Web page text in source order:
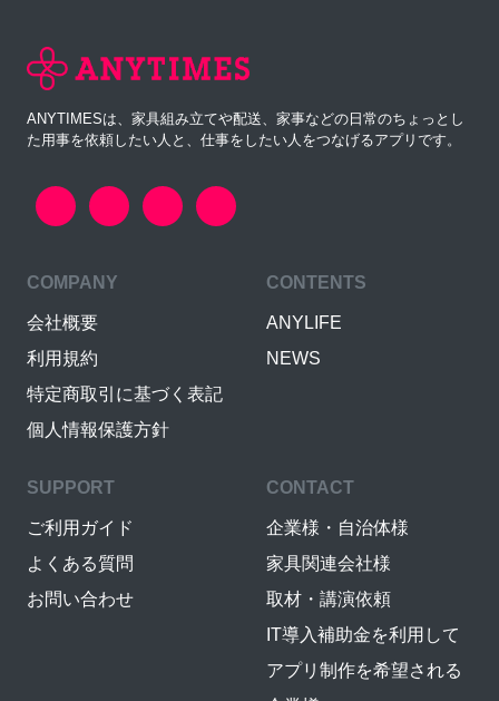
ANYTIMESは、家具組み立てや配送、家事などの日常のちょっとし
た用事を依頼したい人と、仕事をしたい人をつなげるアプリです。
COMPANY
会社概要
利用規約
特定商取引に基づく表記
個人情報保護方針
CONTENTS
ANYLIFE
NEWS
SUPPORT
ご利用ガイド
よくある質問
お問い合わせ
CONTACT
企業様・自治体様
家具関連会社様
取材・講演依頼
IT導入補助金を利用して
アプリ制作を希望される